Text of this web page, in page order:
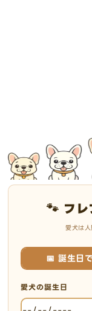
🐾 フレ
愛犬は
📅 誕生日
愛犬の誕生日